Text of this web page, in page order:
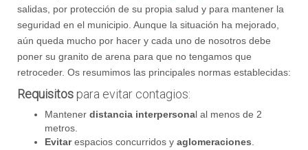
salidas, por protección de su propia salud y para mantener la
seguridad en el municipio. Aunque la situación ha mejorado,
aún queda mucho por hacer y cada uno de nosotros debe
poner su granito de arena para que no tengamos que
retroceder. Os resumimos las principales normas establecidas:
Requisitospara evitar contagios:
Mantener distancia interpersonal al menos de 2
metros.
Evitarespacios concurridos y aglomeraciones